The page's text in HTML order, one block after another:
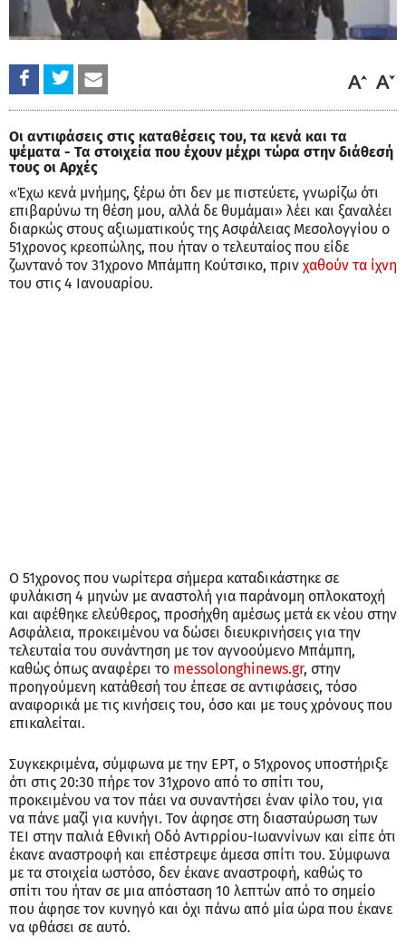
Οι αντιφάσεις στις καταθέσεις του, τα κενά και τα
ψέματα - Τα στοιχεία που έχουν μέχρι τώρα στην διάθεσή
τους οι Αρχές
«Έχω κενά μνήμης, ξέρω ότι δεν με πιστεύετε, γνωρίζω ότι
επιβαρύνω τη θέση μου, αλλά δε θυμάμαι» λέει και ξαναλέει
διαρκώς στους αξιωματικούς της Ασφάλειας Μεσολογγίου ο
51χρονος κρεοπώλης, που ήταν ο τελευταίος που είδε
ζωντανό τον 31χρονο Μπάμπη Κούτσικο, πριν χαθούν τα ίχνη
του στις 4 Ιανουαρίου.
Ο 51χρονος που νωρίτερα σήμερα καταδικάστηκε σε
φυλάκιση 4 μηνών με αναστολή για παράνομη οπλοκατοχή
και αφέθηκε ελεύθερος, προσήχθη αμέσως μετά εκ νέου στην
Ασφάλεια, προκειμένου να δώσει διευκρινήσεις για την
τελευταία του συνάντηση με τον αγνοούμενο Μπάμπη,
καθώς όπως αναφέρει το messolonghinews.gr, στην
προηγούμενη κατάθεσή του έπεσε σε αντιφάσεις, τόσο
αναφορικά με τις κινήσεις του, όσο και με τους χρόνους που
επικαλείται.
Συγκεκριμένα, σύμφωνα με την ΕΡΤ, ο 51χρονος υποστήριξε
ότι στις 20:30 πήρε τον 31χρονο από το σπίτι του,
προκειμένου να τον πάει να συναντήσει έναν φίλο του, για
να πάνε μαζί για κυνήγι. Τον άφησε στη διασταύρωση των
ΤΕΙ στην παλιά Εθνική Οδό Αντιρρίου-Ιωαννίνων και είπε ότι
έκανε αναστροφή και επέστρεψε άμεσα σπίτι του. Σύμφωνα
με τα στοιχεία ωστόσο, δεν έκανε αναστροφή, καθώς το
σπίτι του ήταν σε μια απόσταση 10 λεπτών από το σημείο
που άφησε τον κυνηγό και όχι πάνω από μία ώρα που έκανε
να φθάσει σε αυτό.